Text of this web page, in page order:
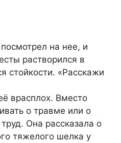
на нее, и
растворился в
стойкости. «Расскажи
врасплох. Вместо
о травме или о
Она рассказала о
тяжелого шелка у